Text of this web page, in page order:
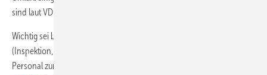
sind laut VDI Geräte mit HEPA- oder Schwebstofffiltern (H13 / H14).
Wichtig sei bei jeder Art von Lüftung auch eine geeignete Wartung
(Inspektion, Filterwechsel). Hinweise hierzu und zur Qualifikation von
Personal zur Beurteilung der Raumluftqualität gibt die